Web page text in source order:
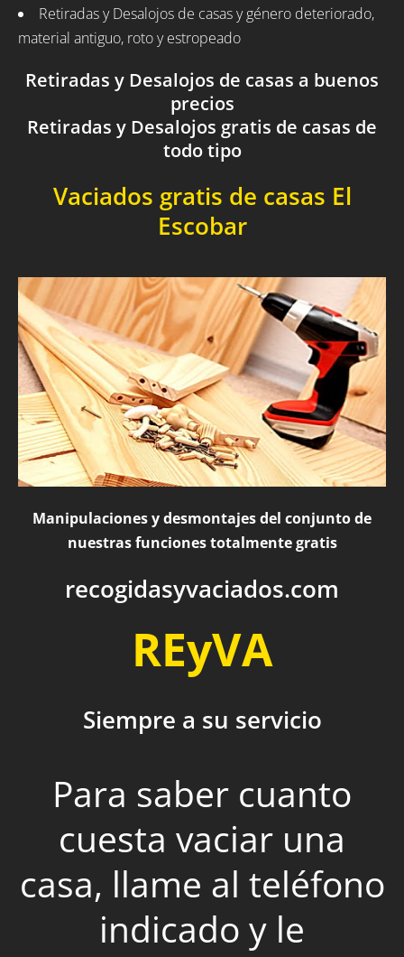
Retiradas y Desalojos de casas y género deteriorado,
material antiguo, roto y estropeado
Retiradas y Desalojos de casas a buenos
precios
Retiradas y Desalojos gratis de casas de
todo tipo
Vaciados gratis de casas El
Escobar
Manipulaciones y desmontajes del conjunto de
nuestras funciones totalmente gratis
recogidasyvaciados.com
REyVA
Siempre a su servicio
Para saber cuanto
cuesta vaciar una
casa, llame al teléfono
indicado y le